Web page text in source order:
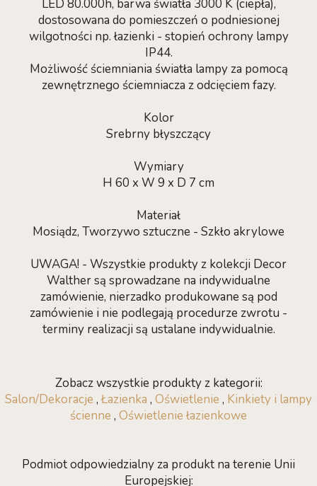
LED 80.000h, barwa światła 3000 K (ciepła),
dostosowana do pomieszczeń o podniesionej
wilgotności np. łazienki - stopień ochrony lampy
IP44.
Możliwość ściemniania światła lampy za pomocą
zewnętrznego ściemniacza z odcięciem fazy.
Kolor
Srebrny błyszczący
Wymiary
H 60 x W 9 x D 7 cm
Materiał
Mosiądz, Tworzywo sztuczne - Szkło akrylowe
UWAGA! - Wszystkie produkty z kolekcji Decor
Walther są sprowadzane na indywidualne
zamówienie, nierzadko produkowane są pod
zamówienie i nie podlegają procedurze zwrotu -
terminy realizacji są ustalane indywidualnie.
Zobacz wszystkie produkty z kategorii:
Salon/Dekoracje , Łazienka , Oświetlenie , Kinkiety i lampy
ścienne , Oświetlenie łazienkowe
Podmiot odpowiedzialny za produkt na terenie Unii
Europejskiej: